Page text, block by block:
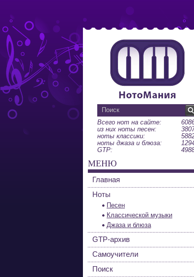
Всего нот на сайте:
из них ноты песен:
ноты классики:
ноты джаза и блюза:
GTP:
МЕНЮ
Главная
Ноты
Песен
Классической музыки
Джаза и блюза
GTP-архив
Самоучители
Поиск